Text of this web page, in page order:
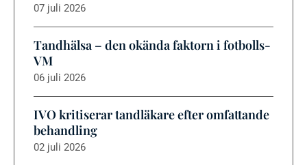
07 juli 2026
Tandhälsa – den okända faktorn i fotbolls-
VM
06 juli 2026
IVO kritiserar tandläkare efter omfattande
behandling
02 juli 2026